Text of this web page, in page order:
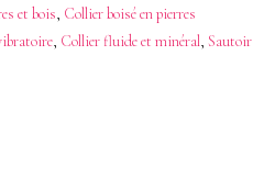
et bois, Collier boisé en pierres
, Collier fluide et minéral, Sautoir